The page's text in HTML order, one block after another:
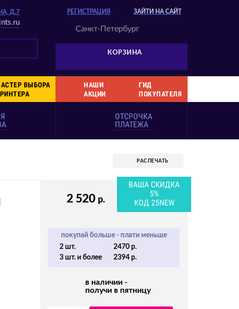
КОРЗИНА
РЕГИСТРАЦИЯ ЗАЙТИ НА САЙТ
Санкт-Петербург
Д.7
НАШИ
АКЦИИ
ГИД
ПОКУПАТЕЛЯ
ВЫБОРА
ОТСРОЧКА
ПЛАТЕЖА
РАСПЕЧАТЬ
ВАША СКИДКА
5%
КОД 25NEW
2 520 р.
покупай больше - плати меньше
2 шт.
2470 р.
3 шт. и более
2394 р.
в наличии -
получи в пятницу